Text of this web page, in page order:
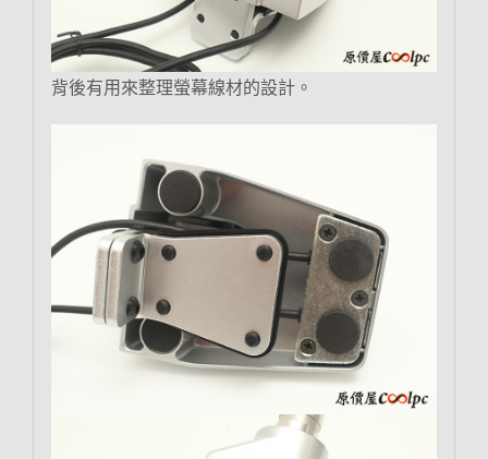
背後有用來整理螢幕線材的設計。